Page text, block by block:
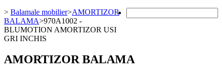
> Balamale mobilier>AMORTIZOR
BALAMA>970A1002 -
BLUMOTION AMORTIZOR USI
GRI INCHIS
AMORTIZOR BALAMA